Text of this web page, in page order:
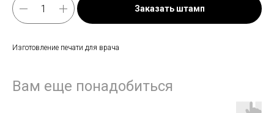
Заказать штамп
Изготовление печати для врача
Вам еще понадобиться